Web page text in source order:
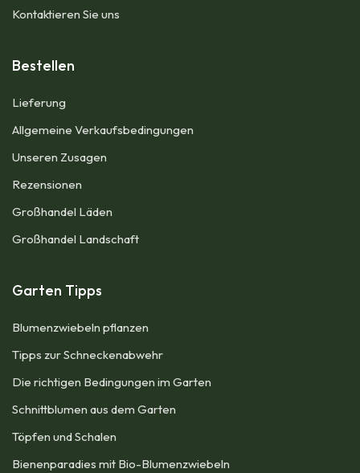
Kontaktieren Sie uns
Bestellen
Lieferung
Allgemeine Verkaufsbedingungen​
Unseren Zusagen
Rezensionen
Großhandel Läden
Großhandel Landschaft
Garten Tipps
Blumenzwiebeln pflanzen​
Tipps zur Schneckenabwehr
Die richtigen Bedingungen im Garten
Schnittblumen aus dem Garten
Töpfen und Schalen
Bienenparadies mit Bio-Blumenzwiebeln